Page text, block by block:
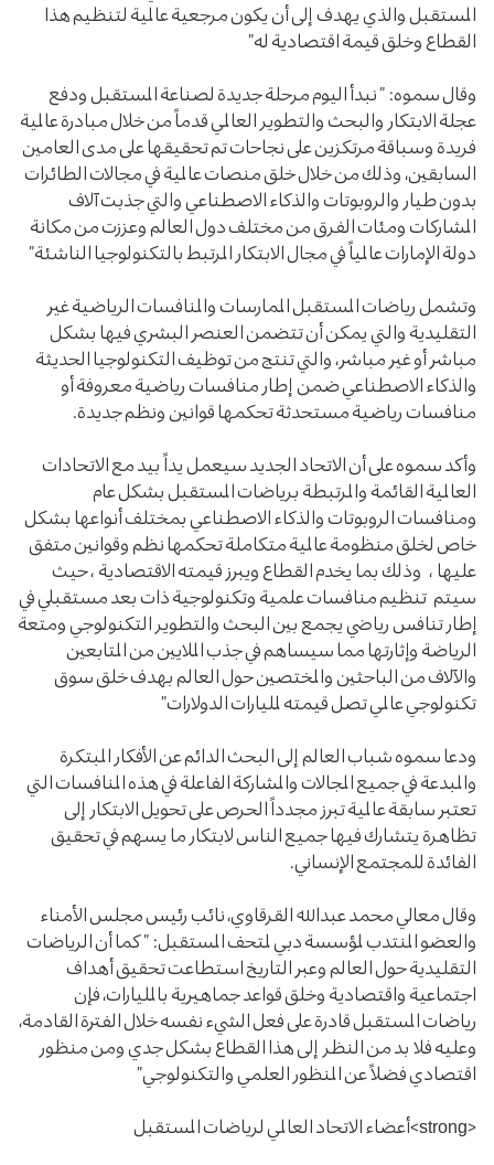
المستقبل والذي يهدف إلى أن يكون مرجعية عالمية لتنظيم هذا
القطاع وخلق قيمة اقتصادية له”
وقال سموه: ” نبدأ اليوم مرحلة جديدة لصناعة المستقبل ودفع
عجلة الابتكار والبحث والتطوير العالمي قدماً من خلال مبادرة عالمية
فريدة وسباقة مرتكزين على نجاحات تم تحقيقها على مدى العامين
السابقين، وذلك من خلال خلق منصات عالمية في مجالات الطائرات
بدون طيار والروبوتات والذكاء الاصطناعي والتي جذبت آلاف
المشاركات ومئات الفرق من مختلف دول العالم وعززت من مكانة
دولة الإمارات عالمياً في مجال الابتكار المرتبط بالتكنولوجيا الناشئة”
وتشمل رياضات المستقبل الممارسات والمنافسات الرياضية غير
التقليدية والتي يمكن أن تتضمن العنصر البشري فيها بشكل
مباشر أو غير مباشر، والتي تنتج من توظيف التكنولوجيا الحديثة
والذكاء الاصطناعي ضمن إطار منافسات رياضية معروفة أو
منافسات رياضية مستحدثة تحكمها قوانين ونظم جديدة.
وأكد سموه على أن الاتحاد الجديد سيعمل يداً بيد مع الاتحادات
العالمية القائمة والمرتبطة برياضات المستقبل بشكل عام
ومنافسات الروبوتات والذكاء الاصطناعي بمختلف أنواعها بشكل
خاص لخلق منظومة عالمية متكاملة تحكمها نظم وقوانين متفق
عليها ، وذلك بما يخدم القطاع ويبرز قيمته الاقتصادية ، حيث
سيتم تنظيم منافسات علمية وتكنولوجية ذات بعد مستقبلي في
إطار تنافس رياضي يجمع بين البحث والتطوير التكنولوجي ومتعة
الرياضة وإثارتها مما سيساهم في جذب الملايين من المتابعين
والآلاف من الباحثين والمختصين حول العالم بهدف خلق سوق
تكنولوجي عالمي تصل قيمته لمليارات الدولارات”
ودعا سموه شباب العالم إلى البحث الدائم عن الأفكار المبتكرة
والمبدعة في جميع المجالات والمشاركة الفاعلة في هذه المنافسات التي
تعتبر سابقة عالمية تبرز مجدداً الحرص على تحويل الابتكار إلى
تظاهرة يتشارك فيها جميع الناس لابتكار ما يسهم في تحقيق
الفائدة للمجتمع الإنساني.
وقال معالي محمد عبدالله القرقاوي، نائب رئيس مجلس الأمناء
والعضو المنتدب لمؤسسة دبي لمتحف المستقبل: ” كما أن الرياضات
التقليدية حول العالم وعبر التاريخ استطاعت تحقيق أهداف
اجتماعية واقتصادية وخلق قواعد جماهيرية بالمليارات، فإن
رياضات المستقبل قادرة على فعل الشيء نفسه خلال الفترة القادمة،
وعليه فلا بد من النظر إلى هذا القطاع بشكل جدي ومن منظور
اقتصادي فضلاً عن المنظور العلمي والتكنولوجي”
<strong>أعضاء الاتحاد العالمي لرياضات المستقبل